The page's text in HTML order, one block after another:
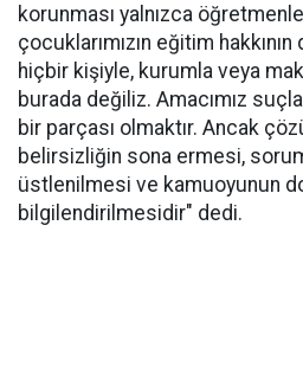
korunması yalnızca
çocuklarımızın eğitim
hiçbir kişiyle, kurumla veya
burada değiliz. Amacımız
bir parçası olmaktır. Ancak
belirsizliğin sona ermesi,
üstlenilmesi ve kamuoyunun
bilgilendirilmesidir" dedi.